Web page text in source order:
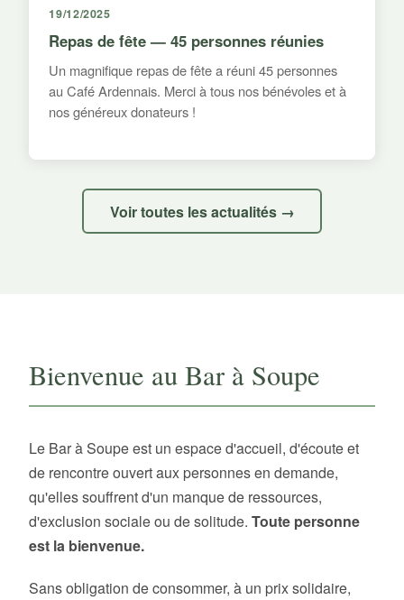
19/12/2025
Repas de fête — 45 personnes réunies
Un magnifique repas de fête a réuni 45 personnes
au Café Ardennais. Merci à tous nos bénévoles et à
nos généreux donateurs !
Voir toutes les actualités →
Bienvenue au Bar à Soupe
Le Bar à Soupe est un espace d'accueil, d'écoute et
de rencontre ouvert aux personnes en demande,
qu'elles souffrent d'un manque de ressources,
d'exclusion sociale ou de solitude. Toute personne
est la bienvenue.
Sans obligation de consommer, à un prix solidaire,